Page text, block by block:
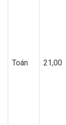
Toán 21,00